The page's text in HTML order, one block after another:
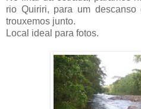
rio Quiriri, para um
trouxemos junto.
Local ideal para fotos.